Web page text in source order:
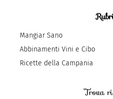
Mangiar Sano
Abbinamenti Vini e Cibo
Ricette della Campania
Trova